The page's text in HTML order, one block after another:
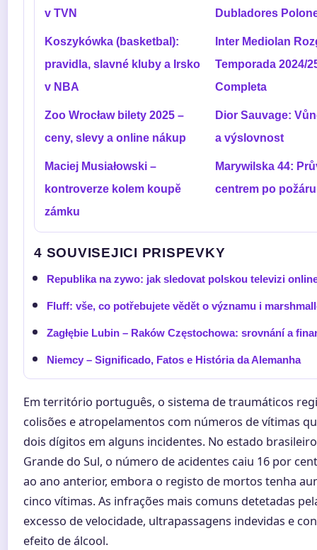
v TVN
Dubladores
Koszykówka (basketbal):
pravidla, slavné kluby a Irsko
v NBA
Inter Mediolan
Temporada 2024/
Completa
Zoo Wrocław bilety 2025 –
ceny, slevy a online nákup
Dior Sauvage:
a výslovnost
Maciej Musiałowski –
kontroverze kolem koupě
zámku
Marywilska 44:
centrem po požáru
4 SOUVISEJICI PRISPEVKY
Republika na zywo: jak sledovat polskou televizi
Fluff: vše, co potřebujete vědět o významu i
Zagłębie Lubin – Raków Częstochowa: srovnání a
Niemcy – Significado, Fatos e História da Alemanha
Em território português, o sistema de traumáticos
colisões e atropelamentos com números de vítimas
dois dígitos em alguns incidentes. No estado
Grande do Sul, o número de acidentes caiu 16 por
ao ano anterior, embora o registo de mortos tenha
cinco vítimas. As infrações mais comuns detetadas
excesso de velocidade, ultrapassagens indevidas e
efeito de álcool.